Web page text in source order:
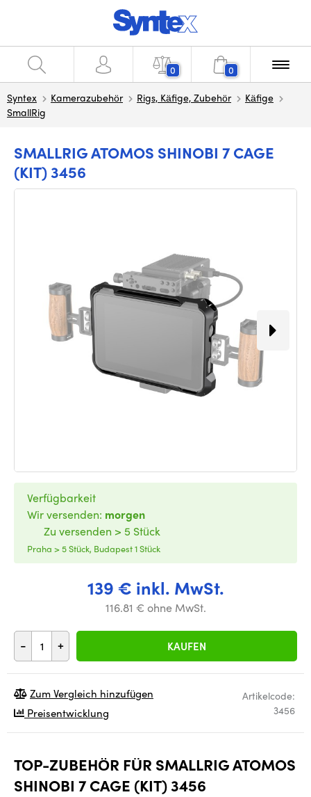
0 0
Syntex Kamerazubehör Rigs, Käfige, Zubehör
Käfige
SmallRig
SMALLRIG ATOMOS SHINOBI 7 CAGE
(KIT) 3456
139 € inkl. MwSt.
116.81 € ohne MwSt.
- + KAUFEN
Verfügbarkeit
Wir versenden: morgen
Zu versenden > 5 Stück
Praha > 5 Stück, Budapest 1 Stück
Artikelcode:
3456
Zum Vergleich hinzufügen
Preisentwicklung
TOP-ZUBEHÖR FÜR SMALLRIG ATOMOS
SHINOBI 7 CAGE (KIT) 3456